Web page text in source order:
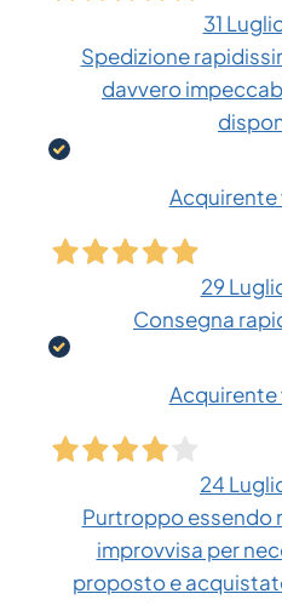
31
Spedizione
davvero
29
Consegna
24
Purtroppo essendo
improvvisa per
proposto e